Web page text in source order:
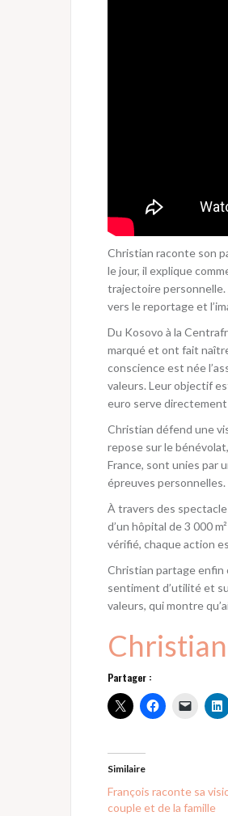
Christian raconte son
le jour, il explique
trajectoire personnelle.
vers le reportage et
Du Kosovo à la
marqué et ont fait
conscience est née
valeurs. Leur objectif
euro serve
Christian défend une
repose sur le
France, sont unies par
épreuves personnelles.
À travers des
d’un hôpital de 3 000
vérifié, chaque action
Christian partage
sentiment d’utilité et
valeurs, qui montre
Christian
Partager :
Similaire
François raconte sa
couple et de la famille